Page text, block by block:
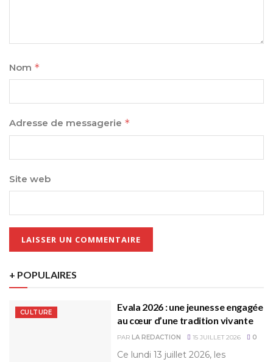
Nom *
Adresse de messagerie *
Site web
+ POPULAIRES
CULTURE
Evala 2026 : une jeunesse engagée
au cœur d’une tradition vivante
PAR LA REDACTION 15 JUILLET 2026 0
Ce lundi 13 juillet 2026, les